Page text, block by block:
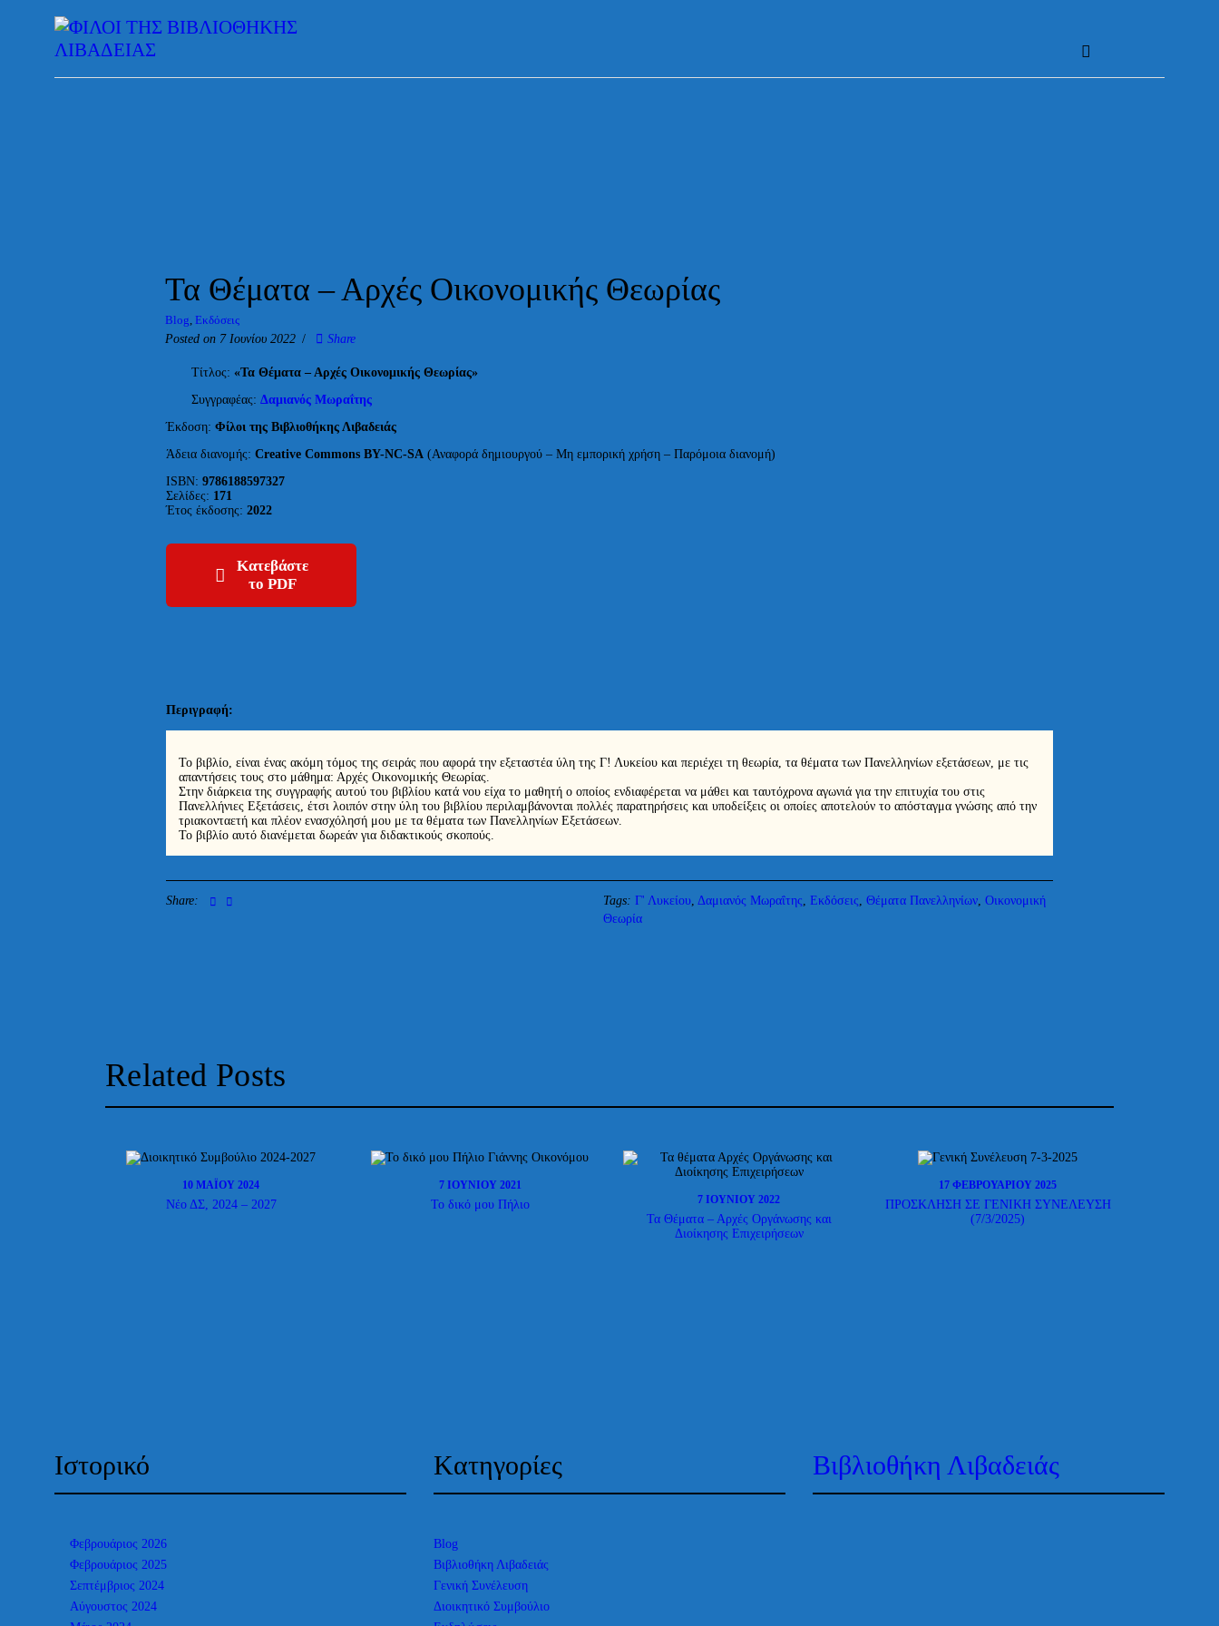
ΤΑ ΝΈΑ ΜΑΣ
Τα Θέματα – Αρχές Οικονομικής Θεωρίας
Blog, Εκδόσεις
Posted on 7 Ιουνίου 2022 Share
Τίτλος:«Τα Θέματα – Αρχές Οικονομικής Θεωρίας»
Συγγραφέας:Δαμιανός Μωραΐτης
Έκδοση:Φίλοι της Βιβλιοθήκης Λιβαδειάς
Άδεια διανομής:Creative Commons BY-NC-SA (Αναφορά δημιουργού – Μη εμπορική χρήση – Παρόμοια διανομή)
ISBN:9786188597327
Σελίδες: 171
Έτος έκδοσης:2022
Κατεβάστε
το PDF
Περιγραφή:
Το βιβλίο, είναι ένας ακόμη τόμος της σειράς που αφορά την εξεταστέα ύλη της Γ! Λυκείου και περιέχει τη θεωρία, τα θέματα των Πανελληνίων εξετάσεων, με τις
απαντήσεις τους στο μάθημα: Αρχές Οικονομικής Θεωρίας.
Στην διάρκεια της συγγραφής αυτού του βιβλίου κατά νου είχα το μαθητή ο οποίος ενδιαφέρεται να μάθει και ταυτόχρονα αγωνιά για την επιτυχία του στις
Πανελλήνιες Εξετάσεις, έτσι λοιπόν στην ύλη του βιβλίου περιλαμβάνονται πολλές παρατηρήσεις και υποδείξεις οι οποίες αποτελούν το απόσταγμα γνώσης από την
τριακονταετή και πλέον ενασχόλησή μου με τα θέματα των Πανελληνίων Εξετάσεων.
Το βιβλίο αυτό διανέμεται δωρεάν για διδακτικούς σκοπούς.
Tags: Γ' Λυκείου, Δαμιανός Μωραΐτης, Εκδόσεις, Θέματα Πανελληνίων, Οικονομική
Θεωρία
Share:
Related Posts
10 ΜΑΪ́ΟΥ 2024
Νέο ΔΣ, 2024 – 2027
7 ΙΟΥΝΊΟΥ 2021
Το δικό μου Πήλιο 7 ΙΟΥΝΊΟΥ 2022
Τα Θέματα – Αρχές Οργάνωσης και
Διοίκησης Επιχειρήσεων
17 ΦΕΒΡΟΥΑΡΊΟΥ 2025
ΠΡΟΣΚΛΗΣΗ ΣΕ ΓΕΝΙΚΗ ΣΥΝΕΛΕΥΣΗ
(7/3/2025)
Ιστορικό
Φεβρουάριος 2026
Φεβρουάριος 2025
Σεπτέμβριος 2024
Αύγουστος 2024
Kατηγορίες
Blog
Βιβλιοθήκη Λιβαδειάς
Γενική Συνέλευση
Διοικητικό Συμβούλιο
Βιβλιοθήκη Λιβαδειάς